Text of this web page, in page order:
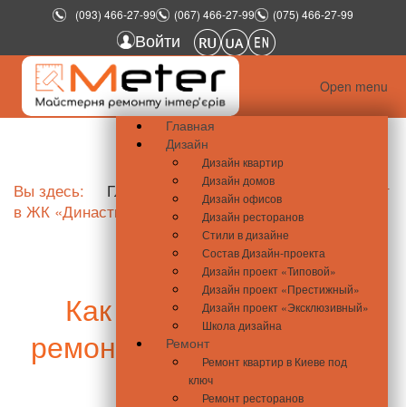
(093) 466-27-99 (067) 466-27-99 (075) 466-27-99
Войти
Open menu
Главная
Дизайн
Дизайн квартир
Дизайн домов
Дизайн офисов
Дизайн ресторанов
Стили в дизайне
Состав Дизайн-проекта
Дизайн проект «Типовой»
Дизайн проект «Престижный»
Дизайн проект «Эксклюзивный»
Школа дизайна
Ремонт
Ремонт квартир в Киеве под
ключ
Ремонт ресторанов
Вы здесь: Главная
Как дешево сделать ремонт
в ЖК «Династия»
Как дешево сделать
ремонт в ЖК «Династия»